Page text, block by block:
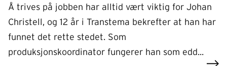
Å trives på jobben har alltid vært viktig for Johan
Christell, og 12 år i Transtema bekrefter at han har
funnet det rette stedet. Som
produksjonskoordinator fungerer han som edd...